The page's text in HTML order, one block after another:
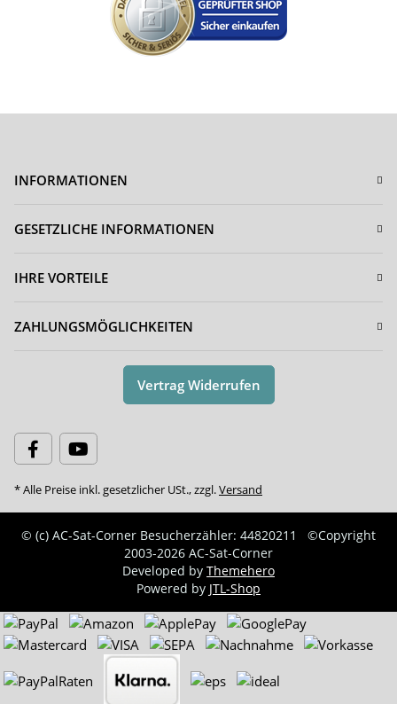
INFORMATIONEN
GESETZLICHE INFORMATIONEN
IHRE VORTEILE
ZAHLUNGSMÖGLICHKEITEN
Vertrag Widerrufen
* Alle Preise inkl. gesetzlicher USt., zzgl.Versand
© (c) AC-Sat-Corner Besucherzähler: 44820211
©Copyright
2003-2026 AC-Sat-Corner
Developed by Themehero
Powered by JTL-Shop